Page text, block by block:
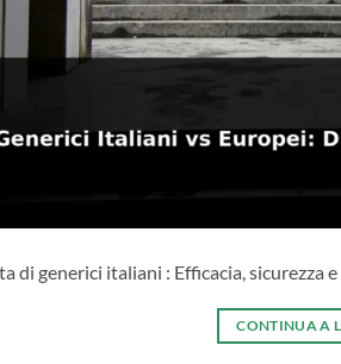
di generici italiani : Efficacia, sicurezza
CONTINUA A